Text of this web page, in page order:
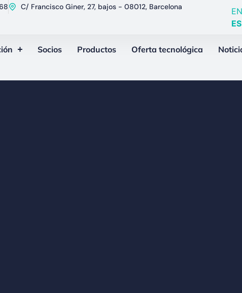
C/ Francisco Giner, 27, bajos - 08012, Barcelona
EN
ES
Socios Productos Oferta tecnológica